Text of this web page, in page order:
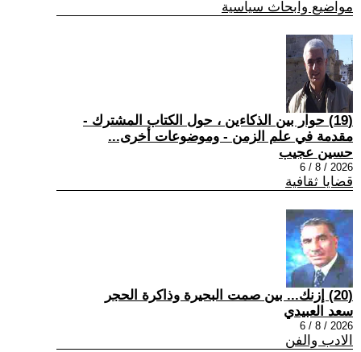
مواضيع وابحاث سياسية
(19) حوار بين الذكاءين ، حول الكتاب المشترك -
مقدمة في علم الزمن - وموضوعات أخرى...
حسين عجيب
2026 / 8 / 6
قضايا ثقافية
(20) إزنك... بين صمت البحيرة وذاكرة الحجر
سعد العبيدي
2026 / 8 / 6
الادب والفن